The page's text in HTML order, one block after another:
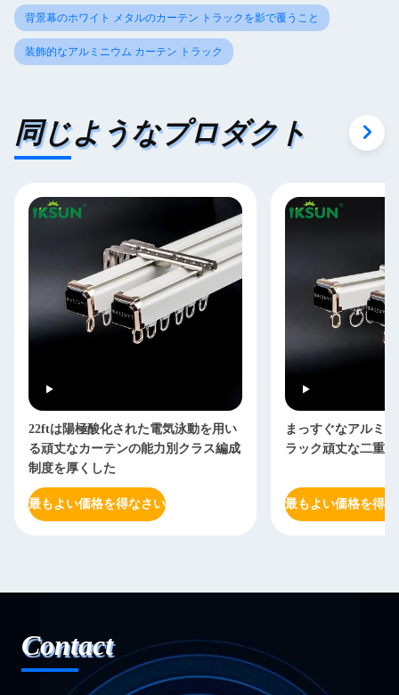
背景幕のホワイト メタルのカーテン トラックを影で覆うこと
装飾的なアルミニウム カーテン トラック
同じようなプロダクト
22ftは陽極酸化された電気泳動を用い
る頑丈なカーテンの能力別クラス編成
制度を厚くした
最もよい価格を得なさい
まっすぐなアルミ
ラック頑丈な二重
最もよい価格を得
Contact